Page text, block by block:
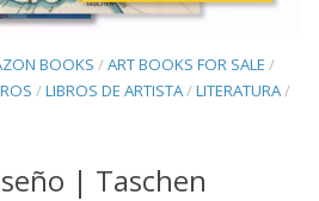
BOOKS /ART BOOKS FOR SALE /
/LIBROS DE ARTISTA/LITERATURA/
| Taschen